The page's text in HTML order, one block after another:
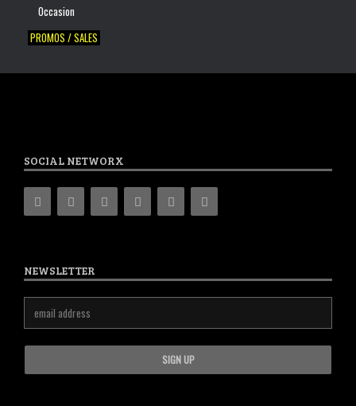
Occasion
PROMOS / SALES
SOCIAL NETWORX
NEWSLETTER